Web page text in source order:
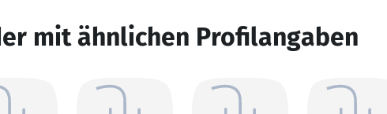
mit ähnlichen Profilangaben